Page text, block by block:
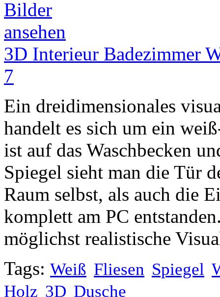
3D Interieur Badezimmer
7
Ein dreidimensionales
handelt es sich um ein
ist auf das Waschbecken
Spiegel sieht man die Tür
Raum selbst, als auch die
komplett am PC
möglichst realistische
Tags: Weiß Fliesen Spiegel
Holz 3D Dusche